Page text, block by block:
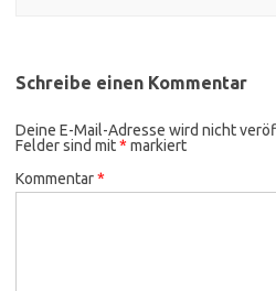
Schreibe einen Kommentar
Deine E-Mail-Adresse wird nicht
Felder sind mit* markiert
Kommentar*